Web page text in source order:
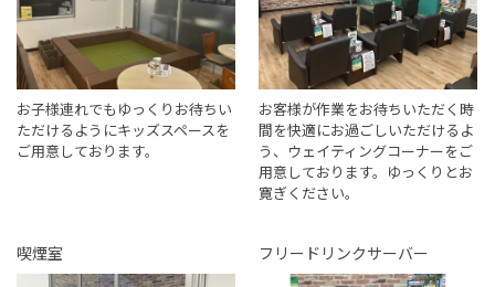
お子様連れでもゆっくりお待ちい
ただけるようにキッズスペースを
ご用意しております。
お客様が作業をお待ちいただく時
間を快適にお過ごしいただけるよ
う、ウェイティングコーナーをご
用意しております。ゆっくりとお
寛ぎください。
喫煙室 フリードリンクサーバー